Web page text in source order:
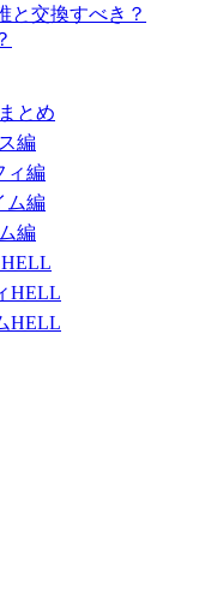
と交換すべき？
とめ
編
ィ編
ム編
編
HELL
HELL